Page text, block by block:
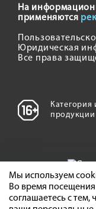
На
применяются
Юридическая
Все права
продукции
Мы используем
Во время посещения
соглашаетесь с